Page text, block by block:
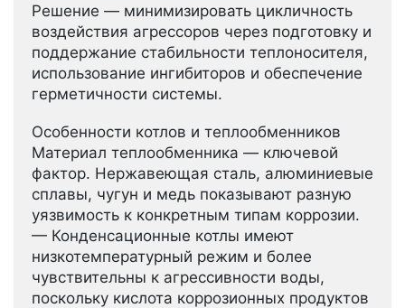
Решение — минимизировать цикличность
воздействия агрессоров через подготовку и
поддержание стабильности теплоносителя,
использование ингибиторов и обеспечение
герметичности системы.
Особенности котлов и теплообменников
Материал теплообменника — ключевой
фактор. Нержавеющая сталь, алюминиевые
сплавы, чугун и медь показывают разную
уязвимость к конкретным типам коррозии.
— Конденсационные котлы имеют
низкотемпературный режим и более
чувствительны к агрессивности воды,
поскольку кислота коррозионных продуктов